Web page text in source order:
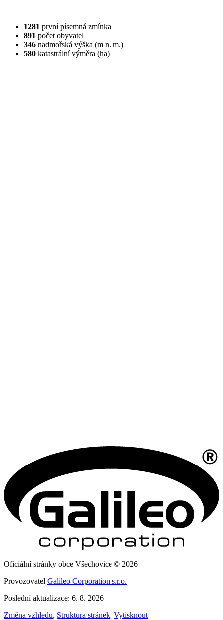
1281 první písemná zmínka
891 počet obyvatel
346 nadmořská výška (m n. m.)
580 katastrální výměra (ha)
Oficiální stránky obce Všechovice © 2026
Provozovatel Galileo Corporation s.r.o.
Poslední aktualizace: 6. 8. 2026
Změna vzhledu, Struktura stránek, Vytisknout